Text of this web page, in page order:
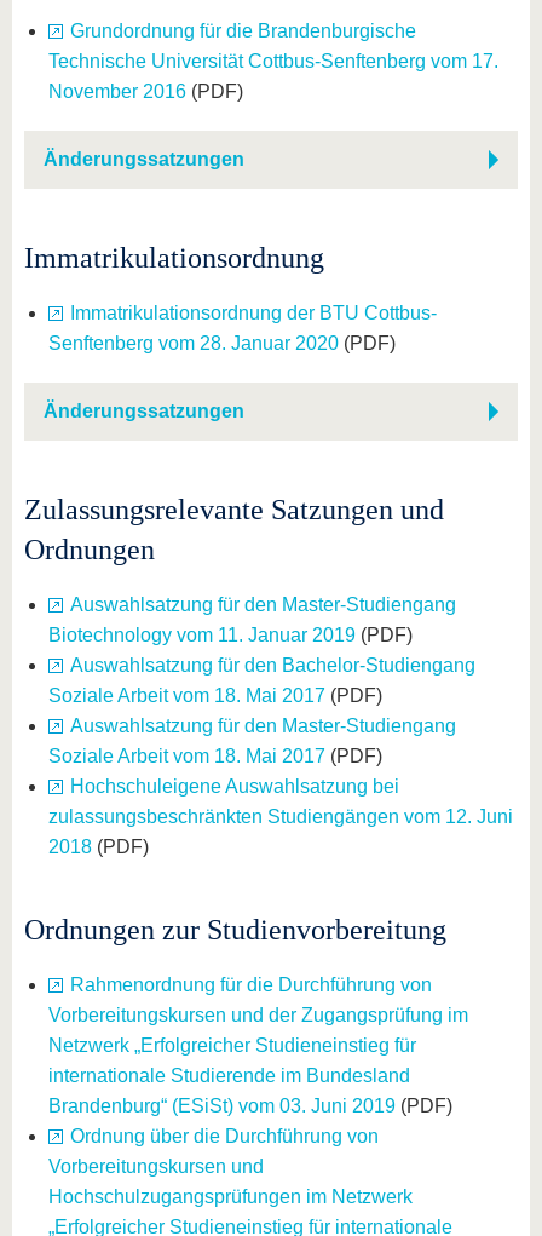
Grundordnung für die Brandenburgische
Technische Universität Cottbus-Senftenberg vom 17.
November 2016 (PDF)
Änderungssatzungen
Immatrikulationsordnung
Immatrikulationsordnung der BTU Cottbus-
Senftenberg vom 28. Januar 2020 (PDF)
Änderungssatzungen
Zulassungsrelevante Satzungen und
Ordnungen
Auswahlsatzung für den Master-Studiengang
Biotechnology vom 11. Januar 2019 (PDF)
Auswahlsatzung für den Bachelor-Studiengang
Soziale Arbeit vom 18. Mai 2017 (PDF)
Auswahlsatzung für den Master-Studiengang
Soziale Arbeit vom 18. Mai 2017 (PDF)
Hochschuleigene Auswahlsatzung bei
zulassungsbeschränkten Studiengängen vom 12. Juni
2018 (PDF)
Ordnungen zur Studienvorbereitung
Rahmenordnung für die Durchführung von
Vorbereitungskursen und der Zugangsprüfung im
Netzwerk „Erfolgreicher Studieneinstieg für
internationale Studierende im Bundesland
Brandenburg“ (ESiSt) vom 03. Juni 2019 (PDF)
Ordnung über die Durchführung von
Vorbereitungskursen und
Hochschulzugangsprüfungen im Netzwerk
„Erfolgreicher Studieneinstieg für internationale